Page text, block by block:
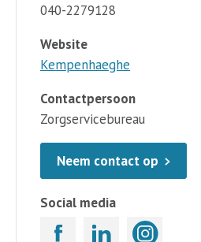
040-2279128
Website
Kempenhaeghe
Contactpersoon
Zorgservicebureau
Neem contact op
Social media